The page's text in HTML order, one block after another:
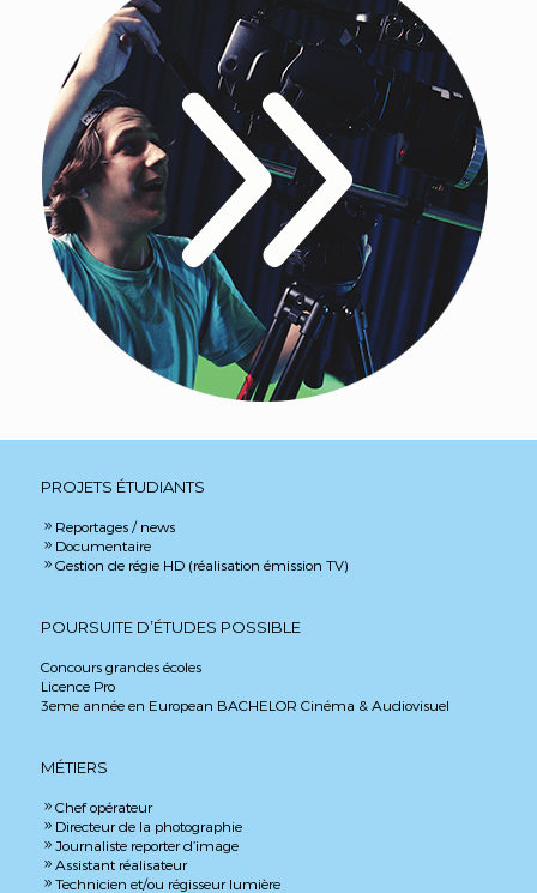
PROJETS ÉTUDIANTS
9 Reportages / news
9 Documentaire
9 Gestion de régie HD (réalisation émission TV)
POURSUITE D’ÉTUDES POSSIBLE
Concours grandes écoles
Licence Pro
3eme année en European BACHELOR Cinéma & Audiovisuel
MÉTIERS
9 Chef opérateur
9 Directeur de la photographie
9 Journaliste reporter d’image
9 Assistant réalisateur
9 Technicien et/ou régisseur lumière